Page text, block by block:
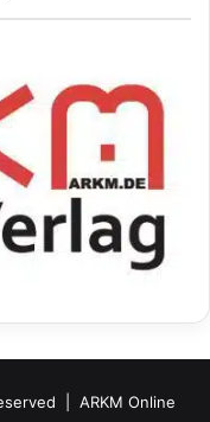
| ARKM Online